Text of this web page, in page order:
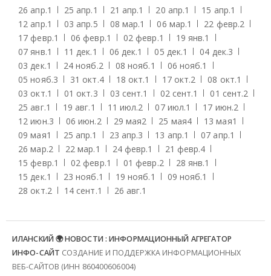
26 апр.1 25 апр.1 21 апр.1 20 апр.1 15 апр.1
12 апр.1 03 апр.5 08 мар.1 06 мар.1 22 февр.2
17 февр.1 06 февр.1 02 февр.1 19 янв.1
07 янв.1 11 дек.1 06 дек.1 05 дек.1 04 дек.3
03 дек.1 24 нояб.2 08 нояб.1 06 нояб.1
05 нояб.3 31 окт.4 18 окт.1 17 окт.2 08 окт.1
03 окт.1 01 окт.3 03 сент.1 02 сент.1 01 сент.2
25 авг.1 19 авг.1 11 июл.2 07 июл.1 17 июн.2
12 июн.3 06 июн.2 29 мая2 25 мая4 13 мая1
09 мая1 25 апр.1 23 апр.3 13 апр.1 07 апр.1
26 мар.2 22 мар.1 24 февр.1 21 февр.4
15 февр.1 02 февр.1 01 февр.2 28 янв.1
15 дек.1 23 нояб.1 19 нояб.1 09 нояб.1
28 окт.2 14 сент.1 26 авг.1
ИЛАНСКИЙ 🌍 НОВОСТИ : ИНФОРМАЦИОННЫЙ АГРЕГАТОР
ИНФО-САЙТ СОЗДАНИЕ И ПОДДЕРЖКА ИНФОРМАЦИОННЫХ
ВЕБ-САЙТОВ (ИНН 860400606004)